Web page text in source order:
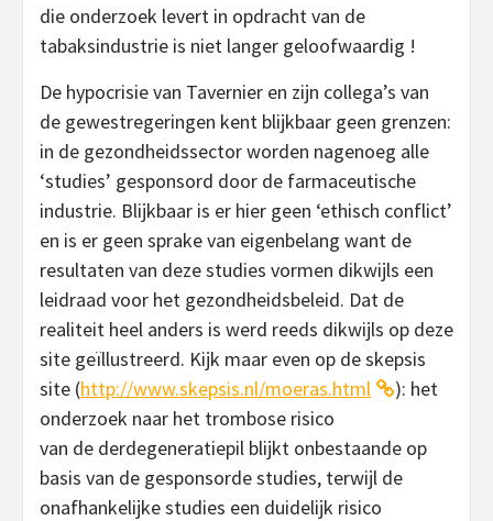
die onderzoek levert in opdracht van de
tabaksindustrie is niet langer geloofwaardig !
De hypocrisie van Tavernier en zijn collega’s van
de gewestregeringen kent blijkbaar geen grenzen:
in de gezondheidssector worden nagenoeg alle
‘studies’ gesponsord door de farmaceutische
industrie. Blijkbaar is er hier geen ‘ethisch conflict’
en is er geen sprake van eigenbelang want de
resultaten van deze studies vormen dikwijls een
leidraad voor het gezondheidsbeleid. Dat de
realiteit heel anders is werd reeds dikwijls op deze
site geïllustreerd. Kijk maar even op de skepsis
site (http://www.skepsis.nl/moeras.html
): het
onderzoek naar het trombose risico
van de derdegeneratiepil blijkt onbestaande op
basis van de gesponsorde studies, terwijl de
onafhankelijke studies een duidelijk risico